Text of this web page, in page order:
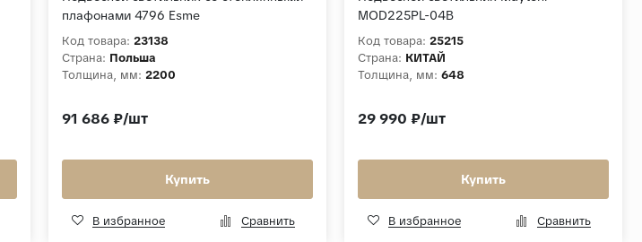
плафонами 4796 Esme
Код товара: 23138
Страна: Польша
Толщина, мм: 2200
91 686 ₽/шт
Купить
В избранное Сравнить
MOD225PL-04B
Код товара: 25215
Страна: КИТАЙ
Толщина, мм: 648
29 990 ₽/шт
Купить
В избранное Сравнить